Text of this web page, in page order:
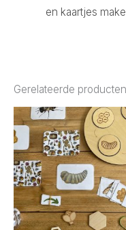
en kaartjes
Gerelateerde producten